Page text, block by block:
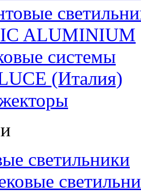
ALUMINIUM
системы
(Италия)
светильники